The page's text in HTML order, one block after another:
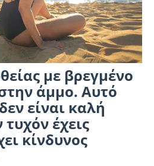
με βρεγμένο
άμμο. Αυτό
είναι καλή
τυχόν έχεις
κίνδυνος